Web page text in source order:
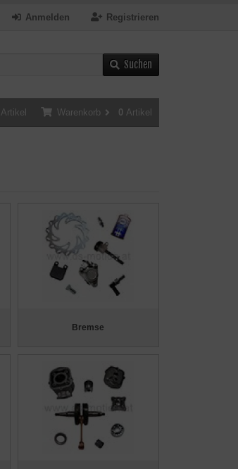
Registrieren
Anmelden
Suchen
Warenkorb 0 Artikel
Artikel
Bremse